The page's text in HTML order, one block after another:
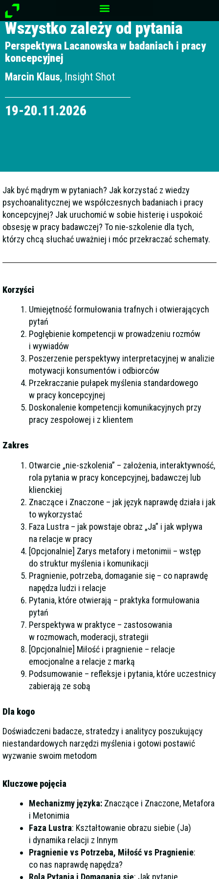
Przejdź
do
treści
Szkolenie Polskiego Towarzystwa Badania Rynku i Opinii
Wszystko zależy od pytania
Perspektywa Lacanowska w badaniach i pracy
koncepcyjnej
Marcin Klaus, Insight Shot
19-20.11.2026
Jak być mądrym w pytaniach? Jak korzystać z wiedzy
psychoanalitycznej we współczesnych badaniach i pracy
koncepcyjnej? Jak uruchomić w sobie histerię i uspokoić
obsesję w pracy badawczej? To nie-szkolenie dla tych,
którzy chcą słuchać uważniej i móc przekraczać schematy.
Korzyści
Umiejętność formułowania trafnych i otwierających
pytań
Pogłębienie kompetencji w prowadzeniu rozmów
i wywiadów
Poszerzenie perspektywy interpretacyjnej w analizie
motywacji konsumentów i odbiorców
Przekraczanie pułapek myślenia standardowego
w pracy koncepcyjnej
Doskonalenie kompetencji komunikacyjnych przy
pracy zespołowej i z klientem
Zakres
Otwarcie „nie-szkolenia” – założenia, interaktywność,
rola pytania w pracy koncepcyjnej, badawczej lub
klienckiej
Znaczące i Znaczone – jak język naprawdę działa i jak
to wykorzystać
Faza Lustra – jak powstaje obraz „Ja” i jak wpływa
na relacje w pracy
[Opcjonalnie] Zarys metafory i metonimii – wstęp
do struktur myślenia i komunikacji
Pragnienie, potrzeba, domaganie się – co naprawdę
napędza ludzi i relacje
Pytania, które otwierają – praktyka formułowania
pytań
Perspektywa w praktyce – zastosowania
w rozmowach, moderacji, strategii
[Opcjonalnie] Miłość i pragnienie – relacje
emocjonalne a relacje z marką
Podsumowanie – refleksje i pytania, które uczestnicy
zabierają ze sobą
Dla kogo
Doświadczeni badacze, stratedzy i analitycy poszukujący
niestandardowych narzędzi myślenia i gotowi postawić
wyzwanie swoim metodom
Kluczowe pojęcia
Mechanizmy języka: Znaczące i Znaczone, Metafora
i Metonimia
Faza Lustra: Kształtowanie obrazu siebie (Ja)
i dynamika relacji z Innym
Pragnienievs Potrzeba, Miłość vs Pragnienie:
co nas naprawdę napędza?
Rola Pytania i Domagania się: Jak pytanie